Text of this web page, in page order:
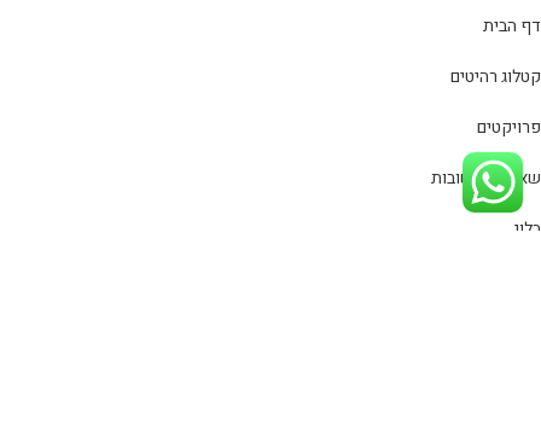
דף הבית
קטלוג רהיטים
פרויקטים
שאלות ותשובות
בלוג